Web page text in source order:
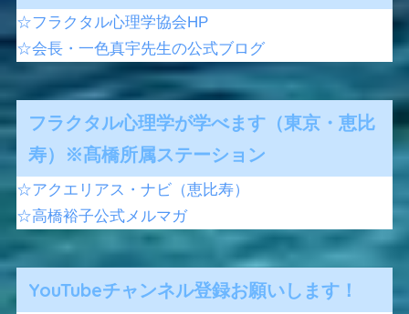
☆フラクタル心理学協会HP
☆会長・一色真宇先生の公式ブログ
フラクタル心理学が学べます（東京・恵比
寿）※髙橋所属ステーション
☆アクエリアス・ナビ（恵比寿）
☆高橋裕子公式メルマガ
YouTubeチャンネル登録お願いします！